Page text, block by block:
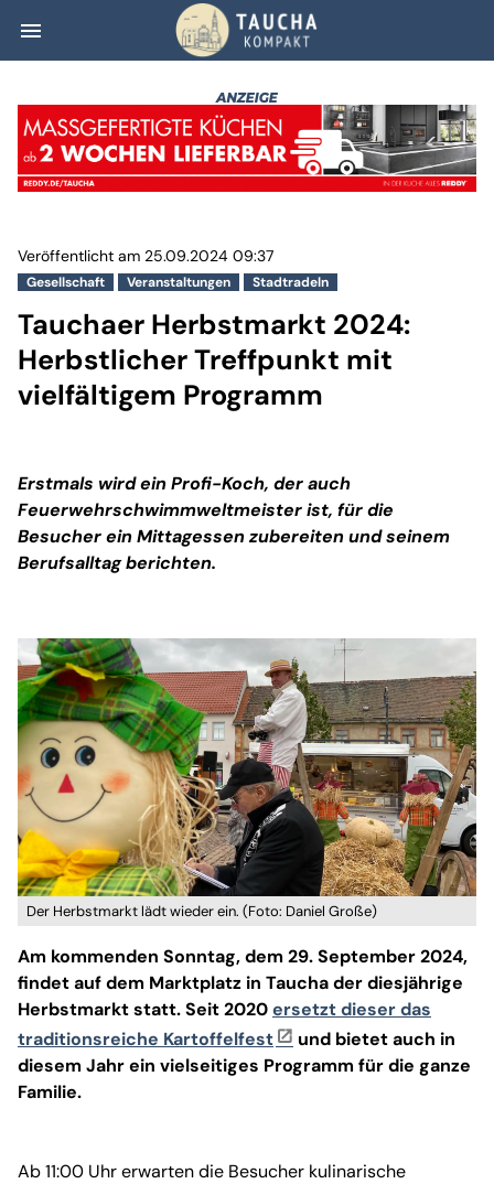
menu Tauchaer
Gesellschaft Veranstaltungen Stadtradeln
Veröffentlicht am 25.09.2024 09:37
Tauchaer Herbstmarkt 2024:
Herbstlicher Treffpunkt mit
vielfältigem Programm
Erstmals wird ein Profi-Koch, der auch
Feuerwehrschwimmweltmeister ist, für die
Besucher ein Mittagessen zubereiten und seinem
Berufsalltag berichten.
Der Herbstmarkt lädt wieder ein. (Foto: Daniel Große)
Am kommenden Sonntag, dem 29. September 2024,
findet auf dem Marktplatz in Taucha der diesjährige
Herbstmarkt statt. Seit 2020ersetzt dieser das
traditionsreiche Kartoffelfest
und bietet auch in
diesem Jahr ein vielseitiges Programm für die ganze
Familie.
Ab 11:00 Uhr erwarten die Besucher kulinarische